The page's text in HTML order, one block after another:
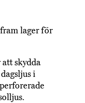
lager för
skydda
i